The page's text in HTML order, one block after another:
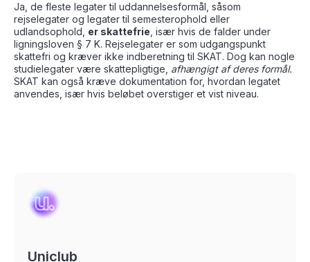
Ja, de fleste legater til uddannelsesformål, såsom
rejselegater og legater til semesterophold eller
udlandsophold, er skattefrie , især hvis de falder under
ligningsloven § 7 K. Rejselegater er som udgangspunkt
skattefri og kræver ikke indberetning til SKAT. Dog kan nogle
studielegater være skattepligtige, afhængigt af deres formål.
SKAT kan også kræve dokumentation for, hvordan legatet
anvendes, især hvis beløbet overstiger et vist niveau.
Uniclub